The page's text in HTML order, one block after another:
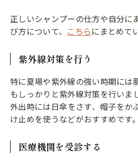
正しいシャンプーの仕方や自分に
び方について、 こちらにまとめて
紫外線対策を行う
特に夏場や紫外線の強い時期には
もしっかりと紫外線対策を行いま
外出時には日傘をさす、帽子をか
け止めを使うなどがおすすめです。
医療機関を受診する